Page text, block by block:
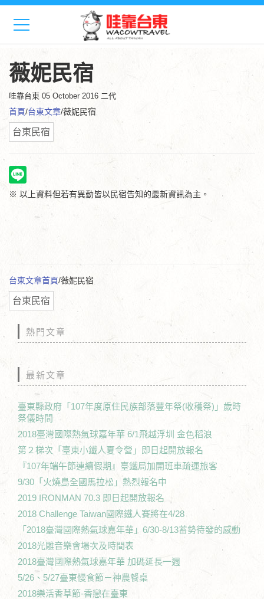
薇妮民宿
哇靠台東 05 October 2016 二代
首頁/台東文章/薇妮民宿
台東民宿
※ 以上資料但若有異動皆以民宿告知的最新資訊為主。
台東文章首頁/薇妮民宿
台東民宿
熱門文章
最新文章
臺東縣政府「107年度原住民族部落豐年祭(收穫祭)」歲時
祭儀時間
2018臺灣國際熱氣球嘉年華 6/1飛越浮圳 金色稻浪
第２梯次「臺東小鐵人夏令營」即日起開放報名
『107年端午節連續假期』臺鐵局加開班車疏運旅客
9/30「火燒島全國馬拉松」熱烈報名中
2019 IRONMAN 70.3 即日起開放報名
2018 Challenge Taiwan國際鐵人賽將在4/28
「2018臺灣國際熱氣球嘉年華」6/30-8/13蓄勢待發的感動
2018光雕音樂會場次及時間表
2018臺灣國際熱氣球嘉年華 加碼延長一週
5/26、5/27臺東慢食節－神農餐桌
2018樂活香草節-香戀在臺東